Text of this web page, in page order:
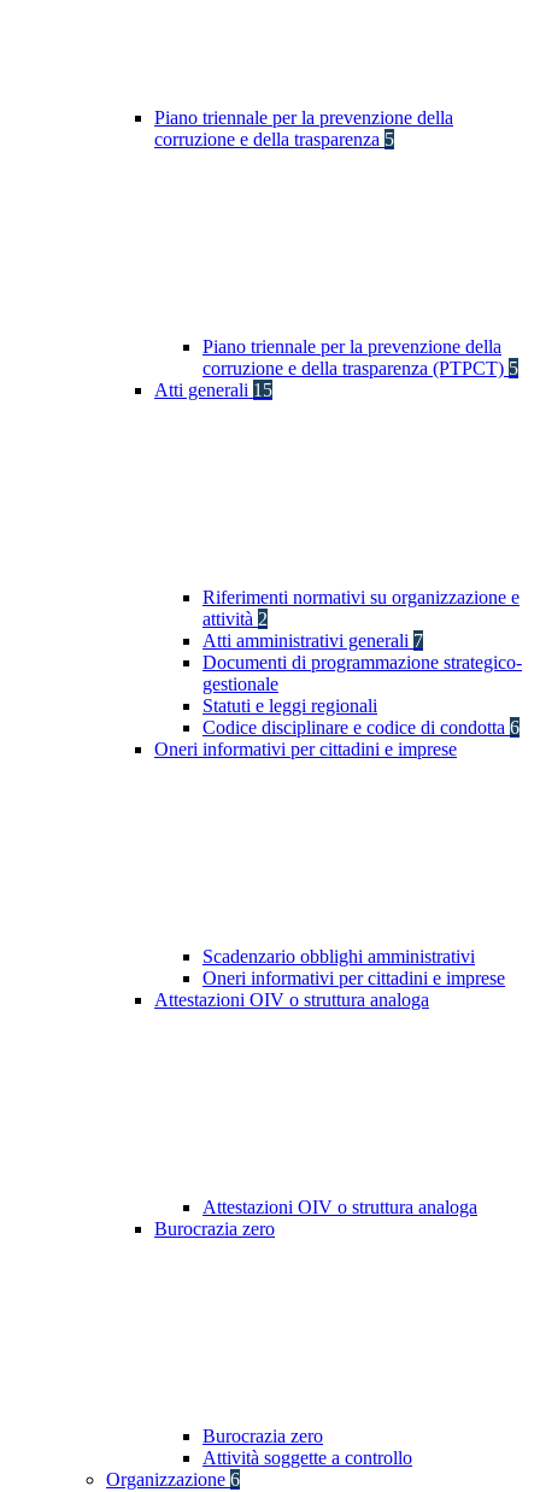
Piano triennale per la prevenzione della
corruzione e della trasparenza 5
Piano triennale per la prevenzione della
corruzione e della trasparenza (PTPCT) 5
Atti generali 15
Riferimenti normativi su organizzazione e
attività 2
Atti amministrativi generali 7
Documenti di programmazione strategico-
gestionale
Statuti e leggi regionali
Codice disciplinare e codice di condotta 6
Oneri informativi per cittadini e imprese
Scadenzario obblighi amministrativi
Oneri informativi per cittadini e imprese
Attestazioni OIV o struttura analoga
Attestazioni OIV o struttura analoga
Burocrazia zero
Burocrazia zero
Attività soggette a controllo
Organizzazione 6